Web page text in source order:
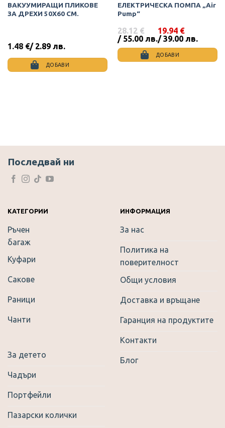
ВАКУУМИРАЩИ ПЛИКОВЕ
ЗА ДРЕХИ 50Х60 СМ.
1.48 €/ 2.89 лв.
ДОБАВИ
ЕЛЕКТРИЧЕСКА ПОМПА „Air
Pump“
28.12 €
/ 55.00 лв.
Original
price
was:
28.12 €
19.94 €
/ 39.00 лв.
Текущата
цена
е:
19.94 €
ДОБАВИ
Последвай ни
КАТЕГОРИИ
Ръчен
багаж
Куфари
Сакове
Раници
Чанти
За детето
Чадъри
Портфейли
Пазарски колички
ИНФОРМАЦИЯ
За нас
Политика на
поверителност
Общи условия
Доставка и връщане
Гаранция на продуктите
Контакти
Блог